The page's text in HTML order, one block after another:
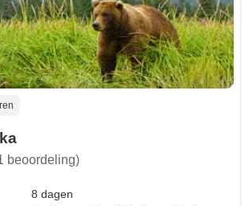
beoordeling)
8 dagen